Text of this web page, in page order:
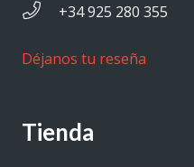
+34 925 280 355
Déjanos tu reseña
Tienda